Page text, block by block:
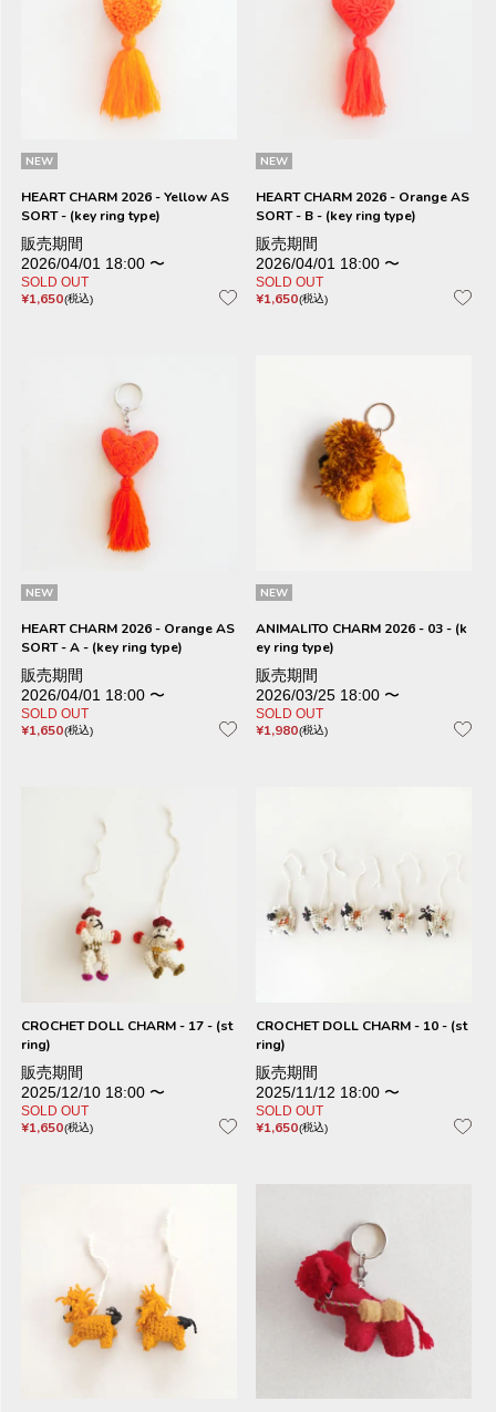
NEW
HEART CHARM 2026 - Yellow AS
SORT - (key ring type)
販売期間
2026/04/01 18:00 〜
SOLD OUT
¥1,650 税込
NEW
HEART CHARM 2026 - Orange AS
SORT - B - (key ring type)
販売期間
2026/04/01 18:00 〜
SOLD OUT
¥1,650 税込
NEW
HEART CHARM 2026 - Orange AS
SORT - A - (key ring type)
販売期間
2026/04/01 18:00 〜
SOLD OUT
¥1,650 税込
NEW
ANIMALITO CHARM 2026 - 03 - (k
ey ring type)
販売期間
2026/03/25 18:00 〜
SOLD OUT
¥1,980 税込
CROCHET DOLL CHARM - 17 - (st
ring)
販売期間
2025/12/10 18:00 〜
SOLD OUT
¥1,650 税込
CROCHET DOLL CHARM - 10 - (st
ring)
販売期間
2025/11/12 18:00 〜
SOLD OUT
¥1,650 税込